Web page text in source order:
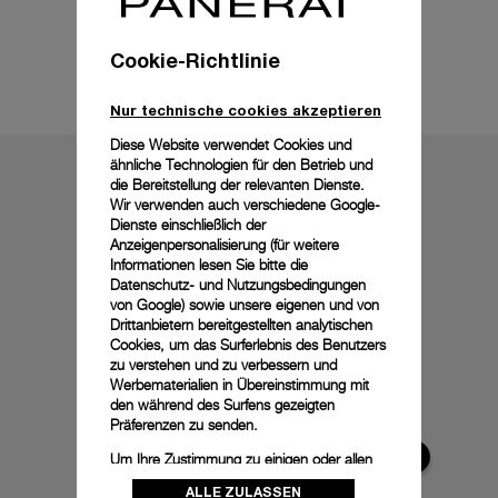
Technische Details
Cookie-Richtlinie
Nur technische cookies akzeptieren
Diese Website verwendet Cookies und
ähnliche Technologien für den Betrieb und
die Bereitstellung der relevanten Dienste.
Wir verwenden auch verschiedene Google-
Dienste einschließlich der
Anzeigenpersonalisierung (für weitere
Informationen lesen Sie bitte die
Datenschutz- und Nutzungsbedingungen
von Google) sowie unsere eigenen und von
Drittanbietern bereitgestellten analytischen
Cookies, um das Surferlebnis des Benutzers
zu verstehen und zu verbessern und
Werbematerialien in Übereinstimmung mit
den während des Surfens gezeigten
Präferenzen zu senden.
Um Ihre Zustimmung zu einigen oder allen
Cookies zu ändern oder zu widerrufen,
ALLE ZULASSEN